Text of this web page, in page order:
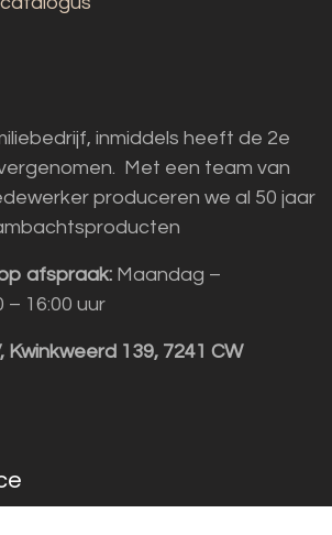
inmiddels heeft de 2e
Met een team van
produceren we al 50 jaar
afspraak: Maandag –
– 16:00 uur
Kwinkweerd 139, 7241 CW